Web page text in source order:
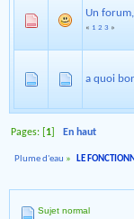
Un
« 1 2 3 »
a quoi
Pages: [ 1 En haut
Plume d'eau » LE
Sujet normal